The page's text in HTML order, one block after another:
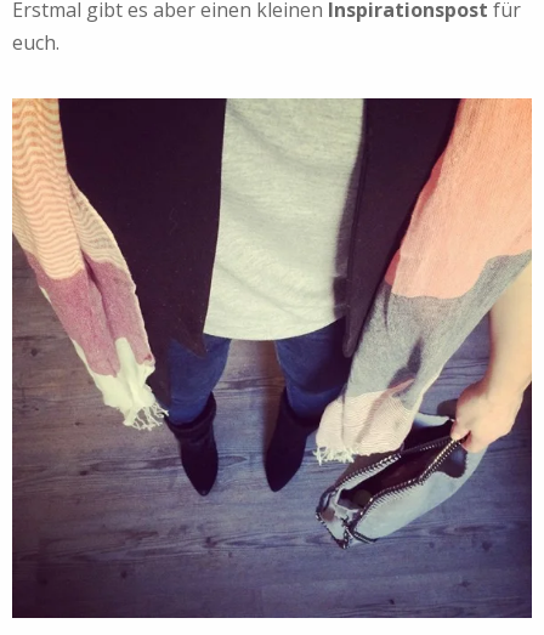
Erstmal gibt es aber einen kleinen Inspirationspost für
euch.